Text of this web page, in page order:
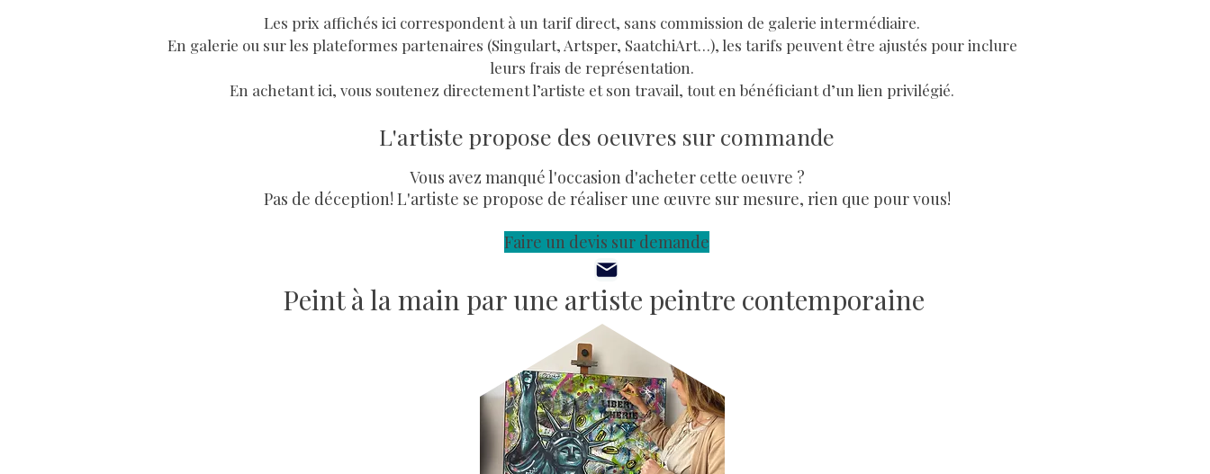
Les prix affichés ici correspondent à un tarif direct, sans commission de galerie intermédiaire.
En galerie ou sur les plateformes partenaires (Singulart, Artsper, SaatchiArt…), les tarifs peuvent être ajustés pour inclure
leurs frais de représentation.
En achetant ici, vous soutenez directement l’artiste et son travail, tout en bénéficiant d’un lien privilégié.
L'artiste propose des oeuvres sur commande
Vous avez manqué l'occasion d'acheter cette oeuvre ?
Pas de déception! L'artiste se propose de réaliser une œuvre sur mesure, rien que pour vous!
Faire un devis sur demande
Peint à la main par une artiste peintre contemporaine